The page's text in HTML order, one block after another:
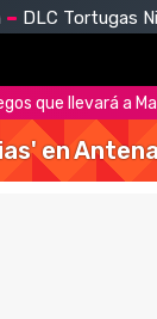
DLC Tortugas
que llevará a
en